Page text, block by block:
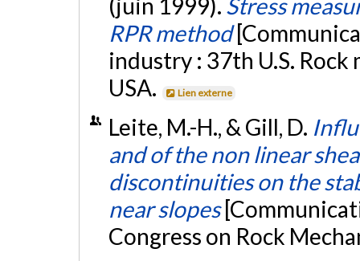
(juin 1999). Stress
RPR method
industry : 37th U.S. Rock
USA.
Lien externe
Leite, M.-H., & Gill, D.
and of the non linear
discontinuities on the
near slopes
Congress on Rock